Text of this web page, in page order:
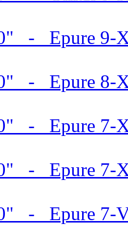
- Epure 9-
- Epure 8-
- Epure 7-
- Epure 7-
- Epure 7-